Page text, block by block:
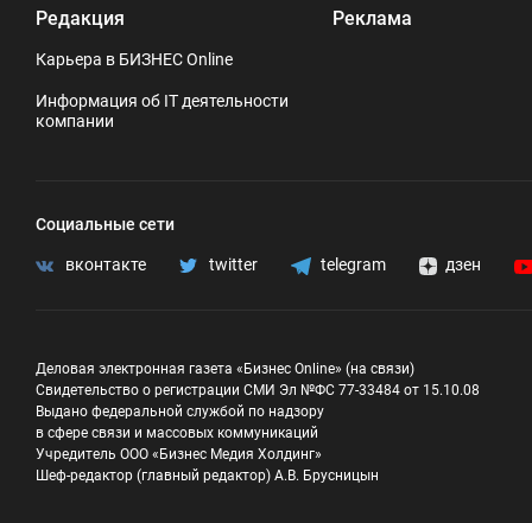
Редакция
Карьера в БИЗНЕС Online
Информация об IT деятельности
компании
Реклама
Социальные сети
вконтакте twitter telegram дзен
Деловая электронная газета «Бизнес Online» (на связи)
Свидетельство о регистрации СМИ Эл №ФС 77-33484 от 15.10.08
Выдано федеральной службой по надзору
в сфере связи и массовых коммуникаций
Учредитель ООО «Бизнес Медия Холдинг»
Шеф-редактор (главный редактор) А.В. Брусницын